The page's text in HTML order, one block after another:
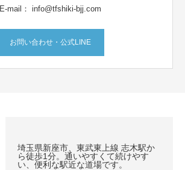
E-mail： info@tfshiki-bjj.com
お問い合わせ・公式LINE
埼玉県新座市、東武東上線 志木駅か
ら徒歩1分。通いやすくて続けやす
い、便利な駅近な道場です。